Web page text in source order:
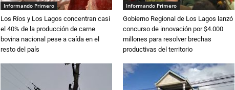
Informando Primero
Los Ríos y Los Lagos concentran casi
el 40% de la producción de carne
bovina nacional pese a caída en el
resto del país
Informando Primero
Gobierno Regional de Los Lagos lanzó
concurso de innovación por $4.000
millones para resolver brechas
productivas del territorio